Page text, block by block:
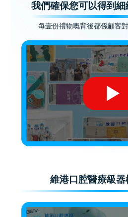
我們確保您可以得到
每壹份禮物嘅背後都係顧客
維港口腔醫療級